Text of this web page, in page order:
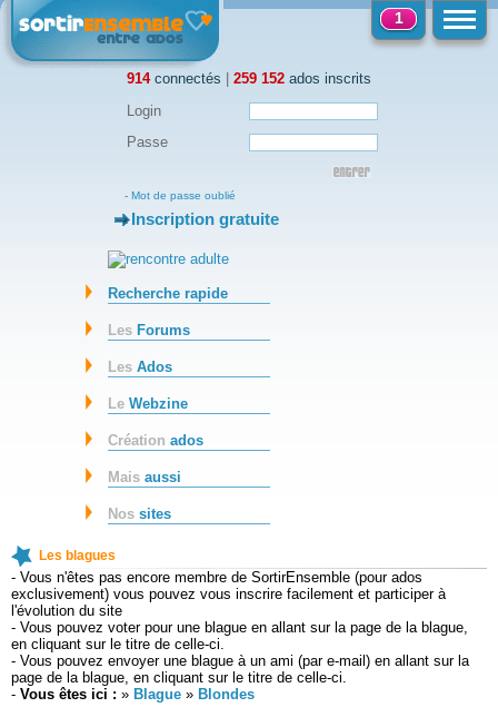
914connectés | 259 152 ados inscrits
1
Login
Passe
- Mot de passe oublié
-Inscription gratuite
Recherche rapide
Les Forums
LesAdos
LeWebzine
Créationados
Maisaussi
Nossites
Les blagues
- Vous n'êtes pas encore membre de SortirEnsemble (pour ados
exclusivement) vous pouvez vous inscrire facilement et participer à
l'évolution du site
- Vous pouvez voter pour une blague en allant sur la page de la blague,
en cliquant sur le titre de celle-ci.
- Vous pouvez envoyer une blague à un ami (par e-mail) en allant sur la
page de la blague, en cliquant sur le titre de celle-ci.
- Vous êtes ici : » Blague » Blondes